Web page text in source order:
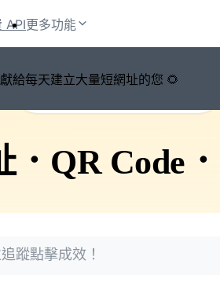
給每天建立大量短網址的您 🌻
API更多功能
🚀 PicSee 短網址永久有效
． QR Code ．